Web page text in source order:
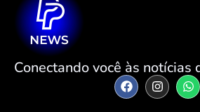
Conectando você às notícias